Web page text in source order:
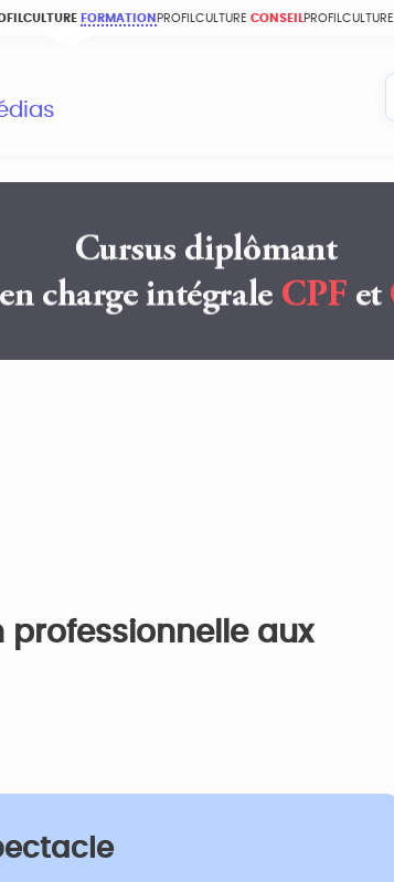
FORMATION PROFILCULTURE CONSEIL PROFILCULTURE
professionnelle aux